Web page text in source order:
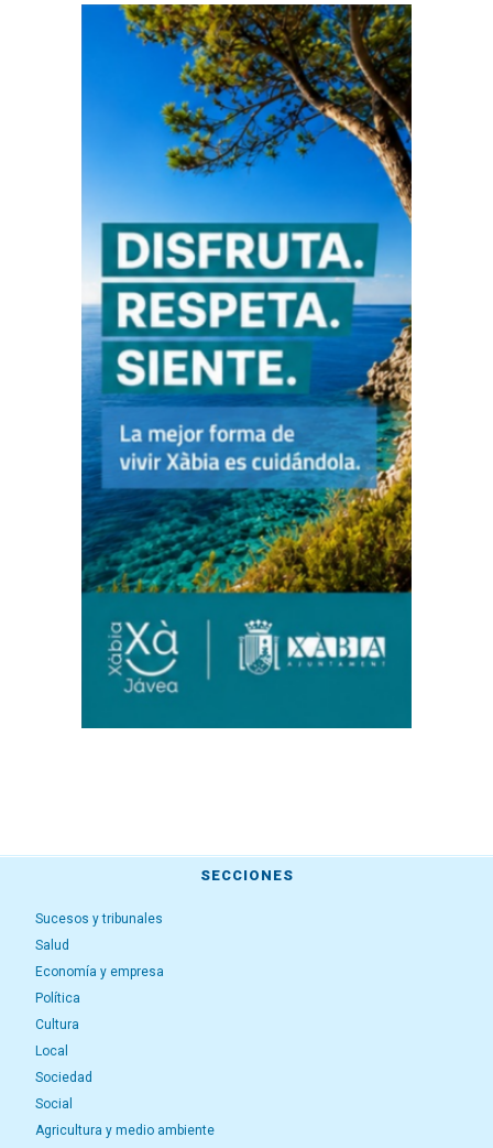
SECCIONES
Sucesos y tribunales
Salud
Economía y empresa
Política
Cultura
Local
Sociedad
Social
Agricultura y medio ambiente